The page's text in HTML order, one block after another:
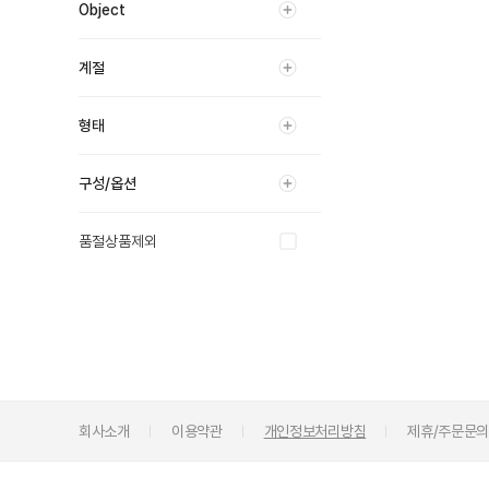
Object
계절
형태
구성/옵션
품절상품제외
회사소개 이용약관 개인정보처리방침 제휴/주문문의